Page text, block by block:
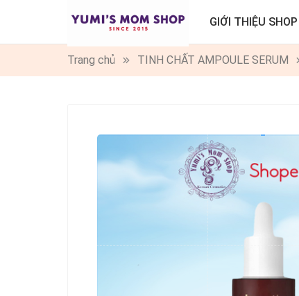
GIỚI THIỆU SHOP
Trang chủ TINH CHẤT AMPOULE SERUM